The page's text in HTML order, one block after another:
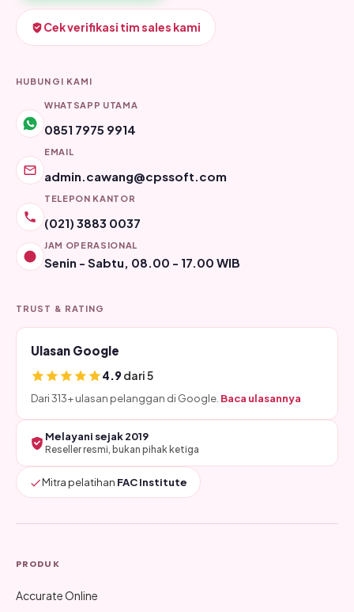
Cek verifikasi tim sales kami
HUBUNGI KAMI
WHATSAPP UTAMA
0851 7975 9914
EMAIL
admin.cawang@cpssoft.com
TELEPON KANTOR
(021) 3883 0037
JAM OPERASIONAL
Senin - Sabtu, 08.00 - 17.00 WIB
TRUST & RATING
Ulasan Google
4.9dari 5
Dari 313+ ulasan pelanggan di Google. Baca ulasannya
Melayani sejak 2019
Reseller resmi, bukan pihak ketiga
Mitra pelatihan FAC Institute
PRODUK
Accurate Online